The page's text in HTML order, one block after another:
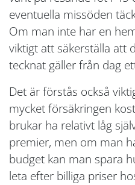
eventuella missöden
Om man inte har en
viktigt att säkerställa att
tecknat gäller från dag
Det är förstås också
mycket försäkringen
brukar ha relativt låg
premier, men om man
budget kan man spara
leta efter billiga priser